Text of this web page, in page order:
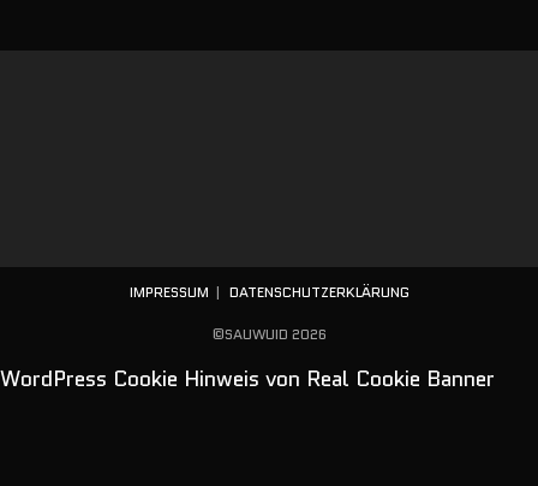
IMPRESSUM DATENSCHUTZERKLÄRUNG
©SAUWUID 2026
WordPress Cookie Hinweis von Real Cookie Banner